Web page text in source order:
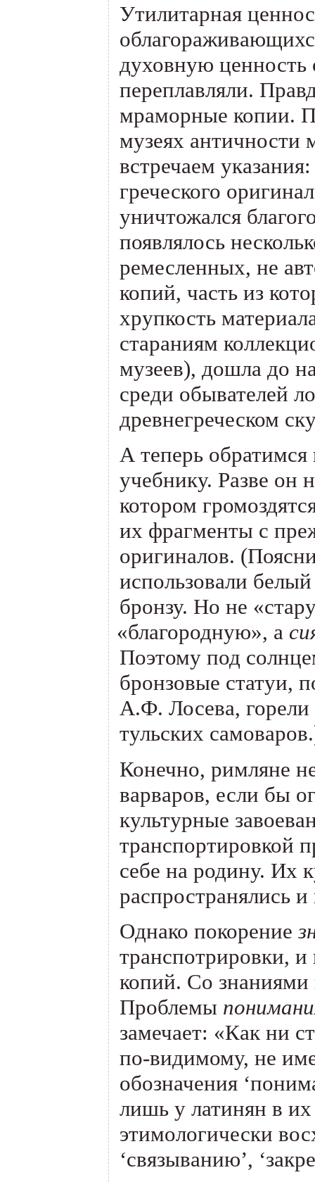
Утилитарная
духовную ценность
переплавляли.
мраморные копии.
музеях
встречаем указания:
греческого
уничтожался
появлялось
ремесленных, не
копий, часть из
хрупкость
стараниям
музеев), дошла до
среди обывателей
древнегреческом
А теперь
учебнику. Разве он
котором
их фрагменты с
оригиналов. (
использовали
бронзу. Но не «
«благородную», а
Поэтому под
бронзовые статуи,
А.Ф. Лосева,
тульских
Конечно, римляне
варваров, если бы
культурные
транспортировкой
себе на родину. Их
распространялись
Однако покорение
транспотрировки,
копий. Со
Проблемы
замечает: «Как ни
по-видимому, не
обозначения
лишь у латинян в
этимологически
‘связыванию’,